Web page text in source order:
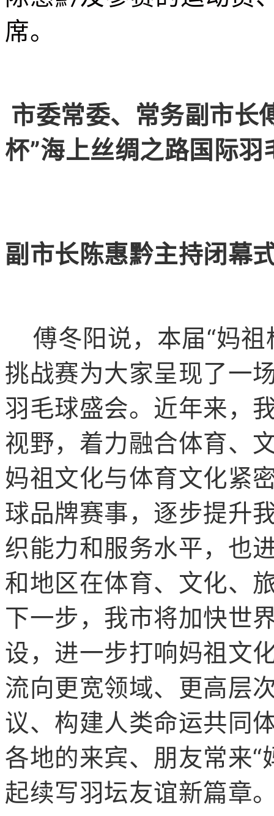
席。
市委常委、常务副市长
杯”海上丝绸之路国际
副市长陈惠黔主持闭幕
傅冬阳说，本届“妈祖
挑战赛为大家呈现了一
羽毛球盛会。近年来，
视野，着力融合体育、
妈祖文化与体育文化紧
球品牌赛事，逐步提升
织能力和服务水平，也
和地区在体育、文化、
下一步，我市将加快世
设，进一步打响妈祖文
流向更宽领域、更高层
议、构建人类命运共同
各地的来宾、朋友常来
起续写羽坛友谊新篇章